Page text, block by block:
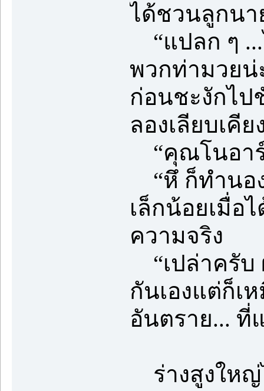
ได้ชวนลูกนา
“แปลก ๆ
พวกท่ามวยน่
ก่อนชะงักไ
ลองเลียบเคี
“คุณโนอาร์
“หึ ก็ทำนอง
เล็กน้อยเมื่อ
ความจริง
“เปล่าครับ
กันเองแต่ก็เ
อันตราย... ที่
ร่างสูงใหญ่